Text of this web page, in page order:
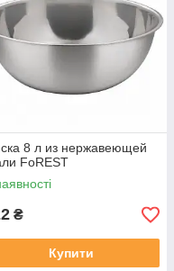
8 л из нержавеющей
FoREST
₴
Купити